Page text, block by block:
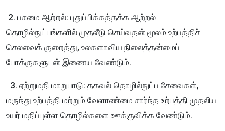
2. பசுமை ஆற்றல்: புதுப்பிக்கத்தக்க ஆற்றல்
தொழில்நுட்பங்களில் முதலீடு செய்வதன் மூலம் உற்பத்திச்
செலவைக் குறைத்து, உலகளாவிய நிலைத்தன்மைப்
போக்குகளுடன் இணைய வேண்டும்.
3. ஏற்றுமதி மாறுபாடு: தகவல் தொழில்நுட்ப சேவைகள்,
மருந்து உற்பத்தி மற்றும் வேளாண்மை சார்ந்த உற்பத்தி முதலிய
உயர் மதிப்புள்ள தொழில்களை ஊக்குவிக்க வேண்டும்.